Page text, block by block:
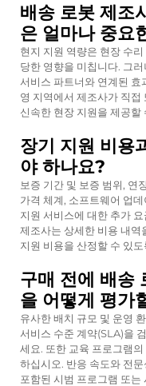
배송 로봇 제조
은 얼마나 중요
현지 지원 역량은 현장 수
당한 영향을 미칩니다. 그
서비스 파트너와 연계된 효
영 지역에서 제조사가 직접
신속한 현장 지원을 제공할
장기 지원 비용
야 하나요?
보증 기간 및 보증 범위, 연
가격 체계, 소프트웨어 업
지원 서비스에 대한 추가
제조사는 상세한 비용 내역
지원 비용을 산정할 수 있
구매 전에 배송
을 어떻게 평가
유사한 배치 규모 및 운영
서비스 수준 계약(SLA)을
세요. 또한 교육 프로그램
하십시오. 반응 속도와 전
포함된 시범 프로그램 또는